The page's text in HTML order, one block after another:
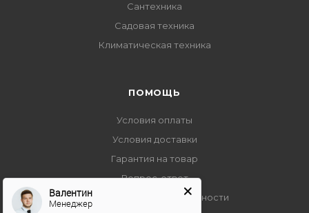
Сантехника
Садовая техника
Климатическая техника
ПОМОЩЬ
Условия оплаты
Условия доставки
Гарантия на товар
Вопрос-ответ
Политика конфиденциальности
Валентин
Менеджер